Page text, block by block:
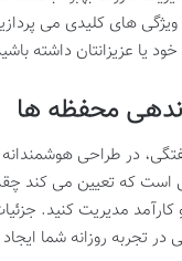
های کلیدی می
یا عزیزانتان داشته
محفظه ها
در طراحی
که تعیین می کند
کارآمد مدیریت کنید.
تجربه روزانه شما